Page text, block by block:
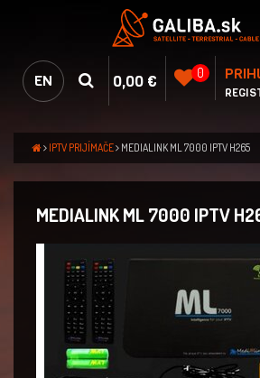
EN 0,00 € 0
IPTV PRIJÍMAČE MEDIALINK ML 7000 IPTV H265
MEDIALINK ML 7000 IPTV